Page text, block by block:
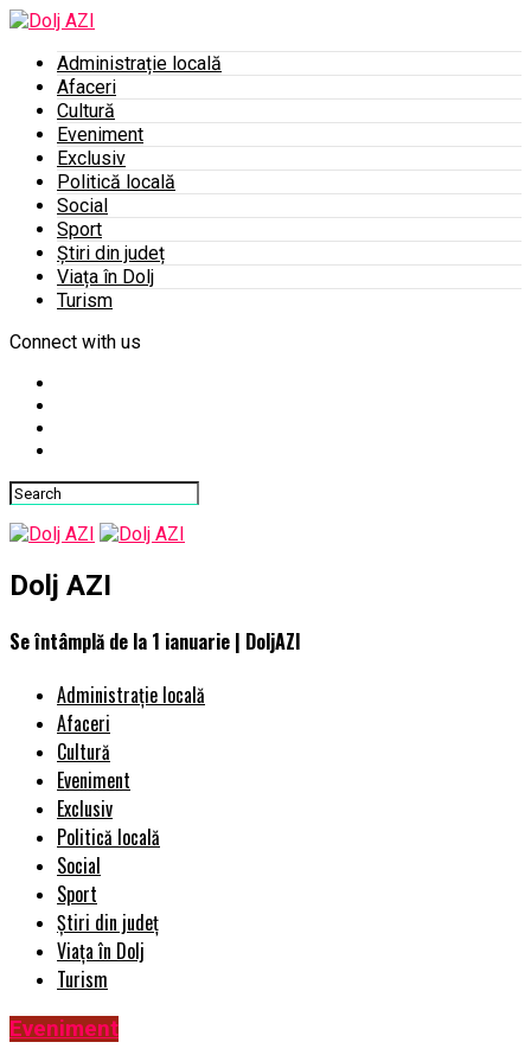
Administrație locală
Afaceri
Cultură
Eveniment
Exclusiv
Politică locală
Social
Sport
Știri din județ
Viața în Dolj
Turism
Connect with us
Dolj AZI
Se întâmplă de la 1 ianuarie | DoljAZI
Administrație locală
Afaceri
Cultură
Eveniment
Exclusiv
Politică locală
Social
Sport
Știri din județ
Viața în Dolj
Turism
Eveniment